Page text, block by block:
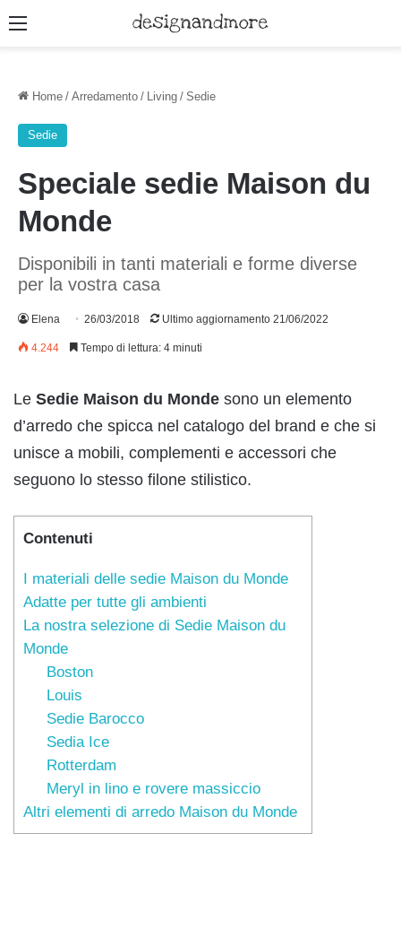
Menu
Home / Arredamento / Living / Sedie
Sedie
Speciale sedie Maison du
Monde
Disponibili in tanti materiali e forme diverse
per la vostra casa
Elena 26/03/2018 Ultimo aggiornamento 21/06/2022
4.244 Tempo di lettura: 4 minuti
Le Sedie Maison du Monde sono un elemento
d’arredo che spicca nel catalogo del brand e che si
unisce a mobili, complementi e accessori che
seguono lo stesso filone stilistico.
Contenuti
I materiali delle sedie Maison du Monde
Adatte per tutte gli ambienti
La nostra selezione di Sedie Maison du
Monde
Boston
Louis
Sedie Barocco
Sedia Ice
Rotterdam
Meryl in lino e rovere massiccio
Altri elementi di arredo Maison du Monde